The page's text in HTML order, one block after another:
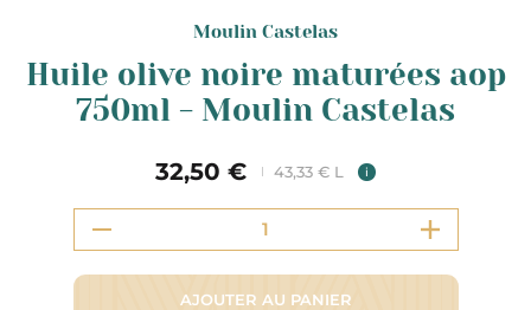
Moulin Castelas
Huile olive noire maturées aop
750ml - Moulin Castelas
32,50 € 43,33 € L i
AJOUTER AU PANIER